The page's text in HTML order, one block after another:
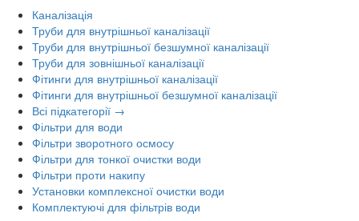
Каналізація
Труби для внутрішньої каналізації
Труби для внутрішньої безшумної каналізації
Труби для зовнішньої каналізації
Фітинги для внутрішньої каналізації
Фітинги для внутрішньої безшумної каналізації
Всі підкатегорії →
Фільтри для води
Фільтри зворотного осмосу
Фільтри для тонкої очистки води
Фільтри проти накипу
Установки комплексної очистки води
Комплектуючі для фільтрів води